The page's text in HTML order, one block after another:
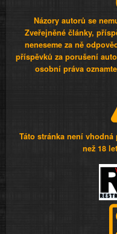
Názory autorů se
Zveřejněné články,
neneseme za ně
příspěvků za porušení
osobní práva
Táto stránka není vhodná
než 18